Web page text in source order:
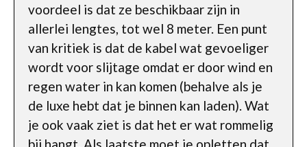
voordeel is dat ze beschikbaar zijn in
allerlei lengtes, tot wel 8 meter. Een punt
van kritiek is dat de kabel wat gevoeliger
wordt voor slijtage omdat er door wind en
regen water in kan komen (behalve als je
de luxe hebt dat je binnen kan laden). Wat
je ook vaak ziet is dat het er wat rommelig
bij hangt. Als laatste moet je opletten dat